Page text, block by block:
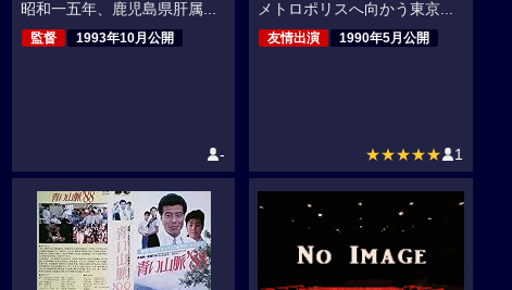
昭和一五年、鹿児島県肝属...
監督 1993年10月公開
-
メトロポリスへ向かう東京...
友情出演 1990年5月公開
★★★★★ 1